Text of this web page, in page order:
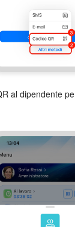
al dipendente